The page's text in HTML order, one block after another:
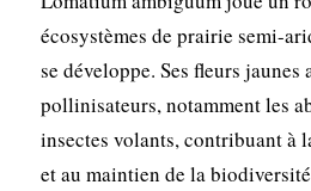
écosystèmes de prairie semi-
se développe. Ses fleurs
pollinisateurs, notamment les
insectes volants, contribuant à
et au maintien de la